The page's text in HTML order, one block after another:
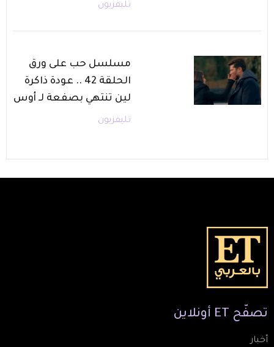
تليفزيون
مسلسل حب على ورق
الحلقة 42 .. عودة ذاكرة
لين تنتهي بصفعة لـ أوس
تليفزيون
تصفّح ET أونلاين
أخبار